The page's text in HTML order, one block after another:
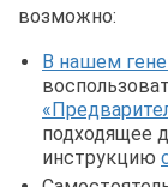
возможно:
В нашем
подходящее
инструкцию